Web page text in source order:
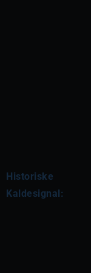
Historiske
Kaldesignal: